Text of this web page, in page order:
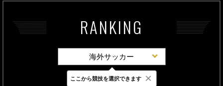
RANKING
海外サッカー
最新 24時間 週間
ここから競技を選択できます ×